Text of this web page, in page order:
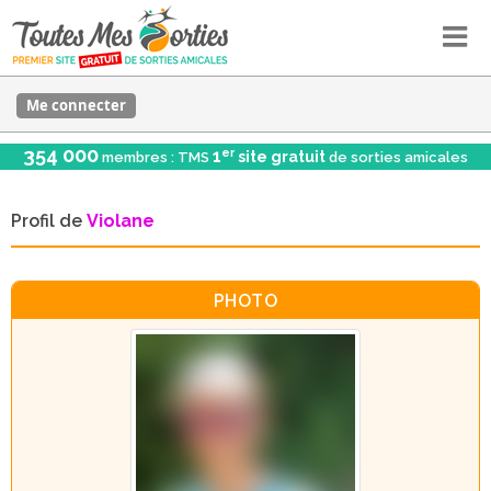
Me connecter
354 000 membres : TMS 1er site gratuit de sorties amicales
Profil de Violane
PHOTO